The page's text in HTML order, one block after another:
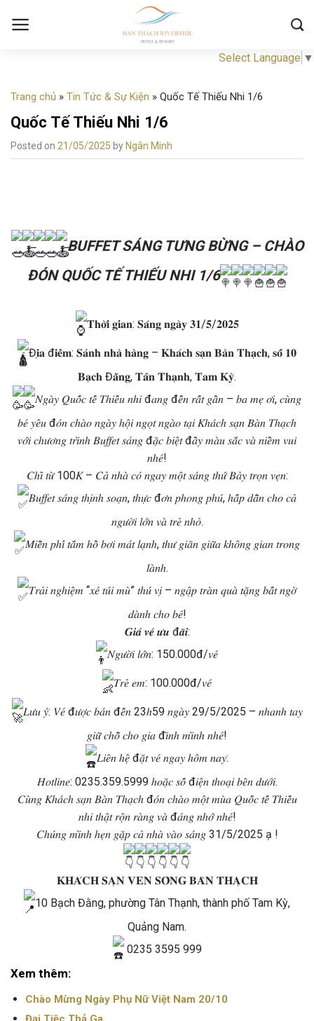
Select Language ▼
Trang chủ » Tin Tức & Sự Kiện » Quốc Tế Thiếu Nhi 1/6
Quốc Tế Thiếu Nhi 1/6
Posted on 21/05/2025 by Ngân Minh
BUFFET SÁNG TƯNG BỪNG – CHÀO
ĐÓN QUỐC TẾ THIẾU NHI 1/6
𝐓𝐡𝐨̛̀𝐢 𝐠𝐢𝐚𝐧: 𝐒𝐚́𝐧𝐠 𝐧𝐠𝐚̀𝐲 𝟑𝟏/𝟓/𝟐𝟎𝟐𝟓
Đ𝐢̣𝐚 đ𝐢𝐞̂̉𝐦: 𝐒𝐚̉𝐧𝐡 𝐧𝐡𝐚̀ 𝐡𝐚̀𝐧𝐠 – 𝐊𝐡𝐚́𝐜𝐡 𝐬𝐚̣𝐧 𝐁𝐚̀𝐧 𝐓𝐡𝐚̣𝐜𝐡, 𝐬𝐨̂́ 𝟏𝟎
𝐁𝐚̣𝐜𝐡 Đ𝐚̆̀𝐧𝐠, 𝐓𝐚̂𝐧 𝐓𝐡𝐚̣𝐧𝐡, 𝐓𝐚𝐦 𝐊𝐲̀.
𝑁𝑔𝑎̀𝑦 𝑄𝑢𝑜̂́𝑐 𝑡𝑒̂́ 𝑇ℎ𝑖𝑒̂́𝑢 𝑛ℎ𝑖 đ𝑎𝑛𝑔 đ𝑒̂́𝑛 𝑟𝑎̂́𝑡 𝑔𝑎̂̀𝑛 – 𝑏𝑎 𝑚𝑒̣ 𝑜̛𝑖, 𝑐𝑢̀𝑛𝑔
𝑏𝑒́ 𝑦𝑒̂𝑢 đ𝑜́𝑛 𝑐ℎ𝑎̀𝑜 𝑛𝑔𝑎̀𝑦 ℎ𝑜̣̂𝑖 𝑛𝑔𝑜̣𝑡 𝑛𝑔𝑎̀𝑜 𝑡𝑎̣𝑖 𝐾ℎ𝑎́𝑐ℎ 𝑠𝑎̣𝑛 𝐵𝑎̀𝑛 𝑇ℎ𝑎̣𝑐ℎ
𝑣𝑜̛́𝑖 𝑐ℎ𝑢̛𝑜̛𝑛𝑔 𝑡𝑟𝑖̀𝑛ℎ 𝐵𝑢𝑓𝑓𝑒𝑡 𝑠𝑎́𝑛𝑔 đ𝑎̣̆𝑐 𝑏𝑖𝑒̣̂𝑡 đ𝑎̂̀𝑦 𝑚𝑎̀𝑢 𝑠𝑎̆́𝑐 𝑣𝑎̀ 𝑛𝑖𝑒̂̀𝑚 𝑣𝑢𝑖
𝑛ℎ𝑒́!
𝐶ℎ𝑖̉ 𝑡𝑢̛̀ 100𝐾 – 𝐶𝑎̉ 𝑛ℎ𝑎̀ 𝑐𝑜́ 𝑛𝑔𝑎𝑦 𝑚𝑜̣̂𝑡 𝑠𝑎́𝑛𝑔 𝑡ℎ𝑢̛́ 𝐵𝑎̉𝑦 𝑡𝑟𝑜̣𝑛 𝑣𝑒̣𝑛:
𝐵𝑢𝑓𝑓𝑒𝑡 𝑠𝑎́𝑛𝑔 𝑡ℎ𝑖̣𝑛ℎ 𝑠𝑜𝑎̣𝑛, 𝑡ℎ𝑢̛̣𝑐 đ𝑜̛𝑛 𝑝ℎ𝑜𝑛𝑔 𝑝ℎ𝑢́, ℎ𝑎̂́𝑝 𝑑𝑎̂̃𝑛 𝑐ℎ𝑜 𝑐𝑎̉
𝑛𝑔𝑢̛𝑜̛̀𝑖 𝑙𝑜̛́𝑛 𝑣𝑎̀ 𝑡𝑟𝑒̉ 𝑛ℎ𝑜̉.
𝑀𝑖𝑒̂̃𝑛 𝑝ℎ𝑖́ 𝑡𝑎̆́𝑚 ℎ𝑜̂̀ 𝑏𝑜̛𝑖 𝑚𝑎́𝑡 𝑙𝑎̣𝑛ℎ, 𝑡ℎ𝑢̛ 𝑔𝑖𝑎̃𝑛 𝑔𝑖𝑢̛̃𝑎 𝑘ℎ𝑜̂𝑛𝑔 𝑔𝑖𝑎𝑛 𝑡𝑟𝑜𝑛𝑔
𝑙𝑎̀𝑛ℎ.
𝑇𝑟𝑎̉𝑖 𝑛𝑔ℎ𝑖𝑒̣̂𝑚 “𝑥𝑒́ 𝑡𝑢́𝑖 𝑚𝑢̀” 𝑡ℎ𝑢́ 𝑣𝑖̣ – 𝑛𝑔𝑎̣̂𝑝 𝑡𝑟𝑎̀𝑛 𝑞𝑢𝑎̀ 𝑡𝑎̣̆𝑛𝑔 𝑏𝑎̂́𝑡 𝑛𝑔𝑜̛̀
𝑑𝑎̀𝑛ℎ 𝑐ℎ𝑜 𝑏𝑒́!
𝑮𝒊𝒂́ 𝒗𝒆́ 𝒖̛𝒖 đ𝒂̃𝒊:
𝑁𝑔𝑢̛𝑜̛̀𝑖 𝑙𝑜̛́𝑛: 150.000đ/𝑣𝑒́
𝑇𝑟𝑒̉ 𝑒𝑚: 100.000đ/𝑣𝑒́
𝐿𝑢̛𝑢 𝑦́: 𝑉𝑒́ đ𝑢̛𝑜̛̣𝑐 𝑏𝑎́𝑛 đ𝑒̂́𝑛 23ℎ59 𝑛𝑔𝑎̀𝑦 29/5/2025 – 𝑛ℎ𝑎𝑛ℎ 𝑡𝑎𝑦
𝑔𝑖𝑢̛̃ 𝑐ℎ𝑜̂̃ 𝑐ℎ𝑜 𝑔𝑖𝑎 đ𝑖̀𝑛ℎ 𝑚𝑖̀𝑛ℎ 𝑛ℎ𝑒́!
𝐿𝑖𝑒̂𝑛 ℎ𝑒̣̂ đ𝑎̣̆𝑡 𝑣𝑒́ 𝑛𝑔𝑎𝑦 ℎ𝑜̂𝑚 𝑛𝑎𝑦:
𝐻𝑜𝑡𝑙𝑖𝑛𝑒: 0235.359.5999 ℎ𝑜𝑎̣̆𝑐 𝑠𝑜̂́ đ𝑖𝑒̣̂𝑛 𝑡ℎ𝑜𝑎̣𝑖 𝑏𝑒̂𝑛 𝑑𝑢̛𝑜̛́𝑖.
𝐶𝑢̀𝑛𝑔 𝐾ℎ𝑎́𝑐ℎ 𝑠𝑎̣𝑛 𝐵𝑎̀𝑛 𝑇ℎ𝑎̣𝑐ℎ đ𝑜́𝑛 𝑐ℎ𝑎̀𝑜 𝑚𝑜̣̂𝑡 𝑚𝑢̀𝑎 𝑄𝑢𝑜̂́𝑐 𝑡𝑒̂́ 𝑇ℎ𝑖𝑒̂́𝑢
𝑛ℎ𝑖 𝑡ℎ𝑎̣̂𝑡 𝑟𝑜̣̂𝑛 𝑟𝑎̀𝑛𝑔 𝑣𝑎̀ đ𝑎́𝑛𝑔 𝑛ℎ𝑜̛́ 𝑛ℎ𝑒́!
𝐶ℎ𝑢́𝑛𝑔 𝑚𝑖̀𝑛ℎ ℎ𝑒̣𝑛 𝑔𝑎̣̆𝑝 𝑐𝑎̉ 𝑛ℎ𝑎̀ 𝑣𝑎̀𝑜 𝑠𝑎́𝑛𝑔 31/5/2025 ạ !
𝐊𝐇𝐀́𝐂𝐇 𝐒𝐀̣𝐍 𝐕𝐄𝐍 𝐒𝐎̂𝐍𝐆 𝐁𝐀̀𝐍 𝐓𝐇𝐀̣𝐂𝐇
10 Bạch Đằng, phường Tân Thạnh, thành phố Tam Kỳ,
Quảng Nam.
0235 3595 999
Xem thêm:
Chào Mừng Ngày Phụ Nữ Việt Nam 20/10